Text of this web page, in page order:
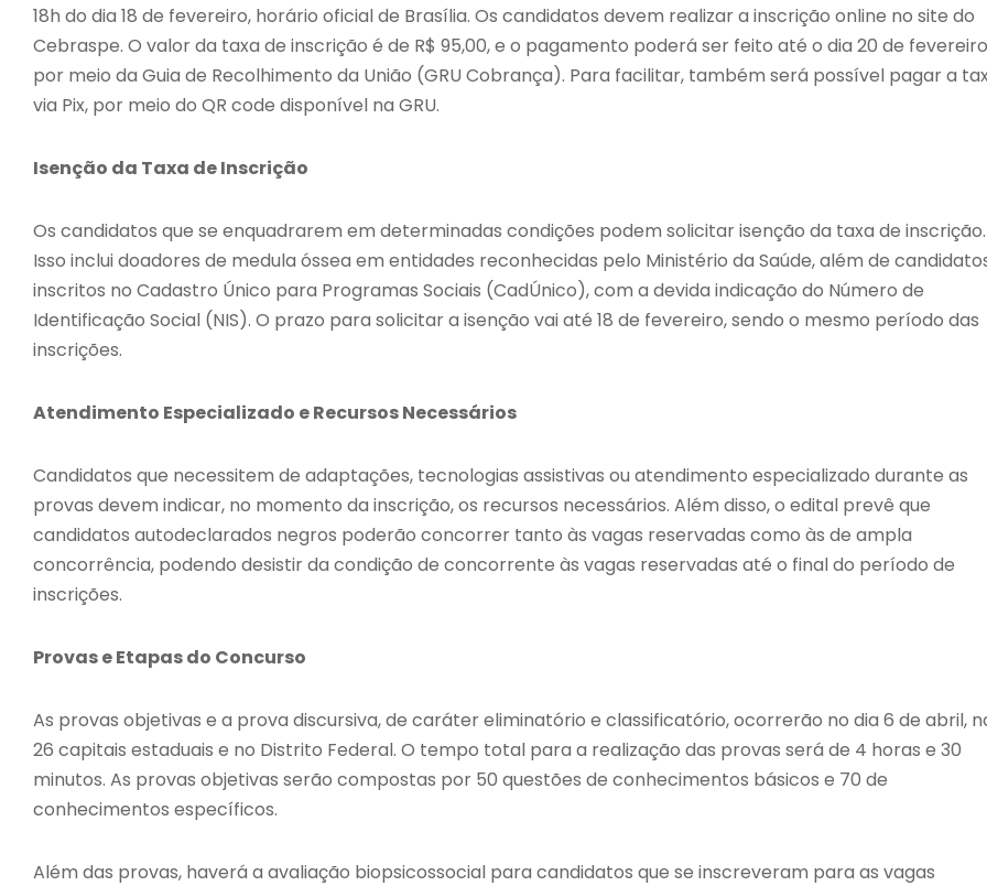
18h do dia 18 de fevereiro, horário oficial de Brasília. Os candidatos devem realizar a inscrição online no site do
Cebraspe. O valor da taxa de inscrição é de R$ 95,00, e o pagamento poderá ser feito até o dia 20 de
por meio da Guia de Recolhimento da União (GRU Cobrança). Para facilitar, também será possível pagar a
via Pix, por meio do QR code disponível na GRU.
Isenção da Taxa de Inscrição
Os candidatos que se enquadrarem em determinadas condições podem solicitar isenção da taxa de inscrição.
Isso inclui doadores de medula óssea em entidades reconhecidas pelo Ministério da Saúde, além de
inscritos no Cadastro Único para Programas Sociais (CadÚnico), com a devida indicação do Número de
Identificação Social (NIS). O prazo para solicitar a isenção vai até 18 de fevereiro, sendo o mesmo período das
inscrições.
Atendimento Especializado e Recursos Necessários
Candidatos que necessitem de adaptações, tecnologias assistivas ou atendimento especializado durante as
provas devem indicar, no momento da inscrição, os recursos necessários. Além disso, o edital prevê que
candidatos autodeclarados negros poderão concorrer tanto às vagas reservadas como às de ampla
concorrência, podendo desistir da condição de concorrente às vagas reservadas até o final do período de
inscrições.
Provas e Etapas do Concurso
As provas objetivas e a prova discursiva, de caráter eliminatório e classificatório, ocorrerão no dia 6 de abril,
26 capitais estaduais e no Distrito Federal. O tempo total para a realização das provas será de 4 horas e 30
minutos. As provas objetivas serão compostas por 50 questões de conhecimentos básicos e 70 de
conhecimentos específicos.
Além das provas, haverá a avaliação biopsicossocial para candidatos que se inscreveram para as vagas